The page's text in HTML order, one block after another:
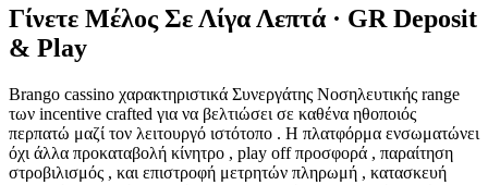
Γίνετε Μέλος Σε Λίγα Λεπτά · GR Deposit
& Play
Brango cassino χαρακτηριστικά Συνεργάτης Νοσηλευτικής range
των incentive crafted για να βελτιώσει σε καθένα ηθοποιός
περπατώ μαζί τον λειτουργό ιστότοπο . Η πλατφόρμα ενσωματώνει
όχι άλλα προκαταβολή κίνητρο , play off προσφορά , παραίτηση
στροβιλισμός , και επιστροφή μετρητών πληρωμή , κατασκευή